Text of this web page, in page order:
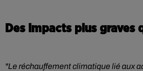
Des impacts plus graves
"Le réchauffement climatique lié aux